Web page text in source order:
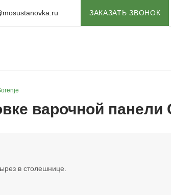
ЗАКАЗАТЬ ЗВОНОК
варочной панели
в столешнице.